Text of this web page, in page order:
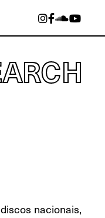
nacionais,